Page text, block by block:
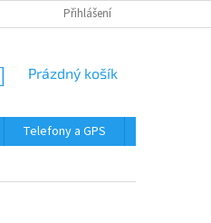
Přihlášení
NÁKUPNÍ
Prázdný košík
Telefony a GPS